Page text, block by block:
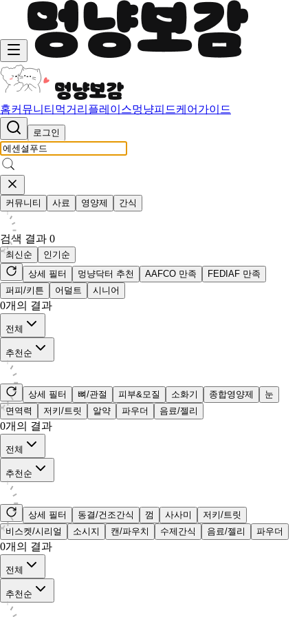
홈커뮤니티 먹거리 플레이스멍냥피드케어가이드
로그인
커뮤니티 사료 영양제 간식
검색 결과 0
최신순
인기순
상세 필터
멍냥닥터 추천 AAFCO 만족
FEDIAF 만족
퍼피/키튼
어덜트 시니어
0개의 결과
전체
추천순
상세 필터 뼈/관절 피부&모질 소화기 종합영양제
눈
면역력
저키/트릿 알약 파우더 음료/젤리
0개의 결과
전체
추천순
상세 필터 동결/건조간식 껌 사사미
저키/트릿
비스켓/시리얼
소시지 캔/파우치 수제간식 음료/젤리 파우더
0개의 결과
전체
추천순